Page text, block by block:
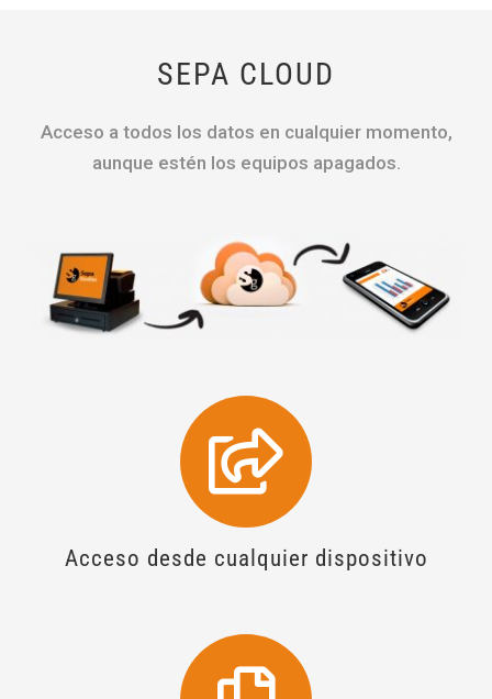
SEPA CLOUD
Acceso a todos los datos en cualquier momento,
aunque estén los equipos apagados.
Acceso desde cualquier dispositivo